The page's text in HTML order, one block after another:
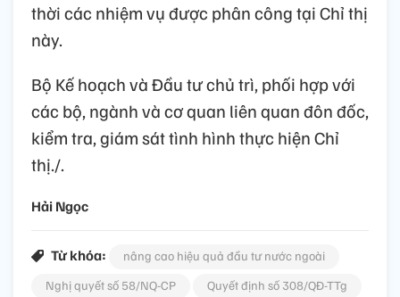
thời các nhiệm vụ được phân công tại Chỉ thị
này.
Bộ Kế hoạch và Đầu tư chủ trì, phối hợp với
các bộ, ngành và cơ quan liên quan đôn đốc,
kiểm tra, giám sát tình hình thực hiện Chỉ
thị./.
Hải Ngọc
Từ khóa:
nâng cao hiệu quả đầu tư nước ngoài
Nghị quyết số 58/NQ-CP
Quyết định số 308/QĐ-TTg